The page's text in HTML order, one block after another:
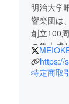
明治大学
響楽団は
創立100
の集大成
役生と
記念演奏
明治大
てゲス
特定商取